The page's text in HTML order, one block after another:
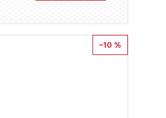
–10 %